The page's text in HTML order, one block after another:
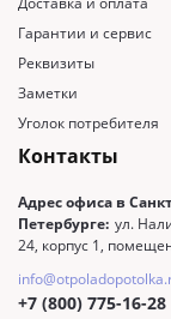
Гарантии и сервис
Реквизиты
Заметки
Уголок потребителя
Контакты
Адрес офиса в
Петербурге: ул.
24, корпус 1,
+7 (800) 775-16-28